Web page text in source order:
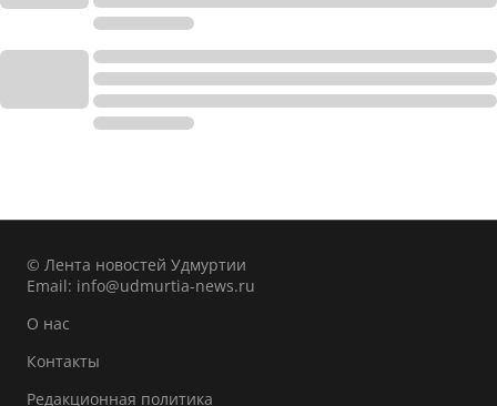
© Лента новостей Удмуртии
Email: info@udmurtia-news.ru
О нас
Контакты
Редакционная политика